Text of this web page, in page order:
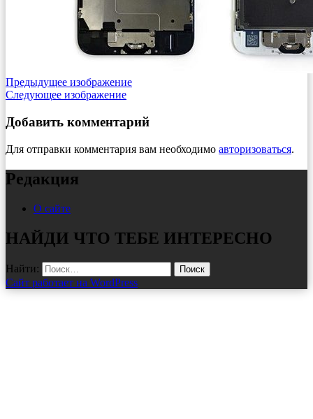
Предыдущее изображение
Следующее изображение
Добавить комментарий
Для отправки комментария вам необходимо авторизоваться.
Редакция
О сайте
НАЙДИ ЧТО ТЕБЕ ИНТЕРЕСНО
Найти:
Сайт работает на WordPress